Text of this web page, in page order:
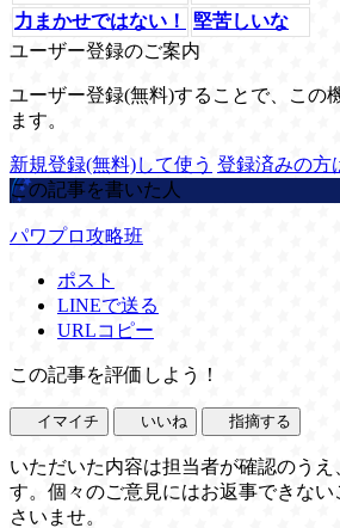
力まかせではない！
堅苦しいな
ユーザー登録のご案内
ユーザー登録(無料)することで、この
ます。
新規登録(無料)して使う 登録済みの方
この記事を書いた人
パワプロ攻略班
ポスト
LINEで送る
URLコピー
この記事を評価しよう！
イマイチ いいね 指摘する
いただいた内容は担当者が確認のうえ
す。個々のご意見にはお返事できな
さいませ。